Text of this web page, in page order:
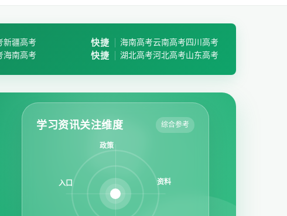
新疆高考
海南高考
快捷 海南高考云南高考四川高考
快捷 湖北高考河北高考山东高考
学习资讯关注维度 综合参考
政策
资料
入口